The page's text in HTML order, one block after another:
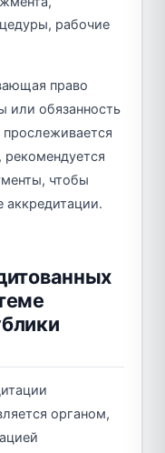
рабочие
право
или обязанность
прослеживается
рекомендуется
чтобы
аккредитации.
органом,